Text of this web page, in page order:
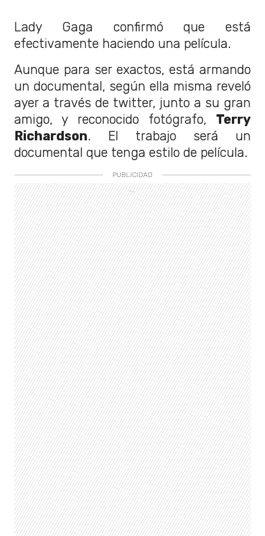
Lady Gaga confirmó que está
efectivamente haciendo una película.
Aunque para ser exactos, está armando
un documental, según ella misma reveló
ayer a través de twitter, junto a su gran
amigo, y reconocido fotógrafo, Terry
Richardson. El trabajo será un
documental que tenga estilo de película.